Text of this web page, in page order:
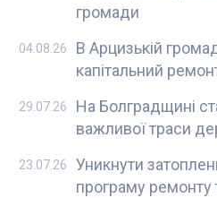
громади
В Арцизькій
капітальний
04.08.26
На Болградщині
важливої траси
29.07.26
Уникнути
програму
23.07.26